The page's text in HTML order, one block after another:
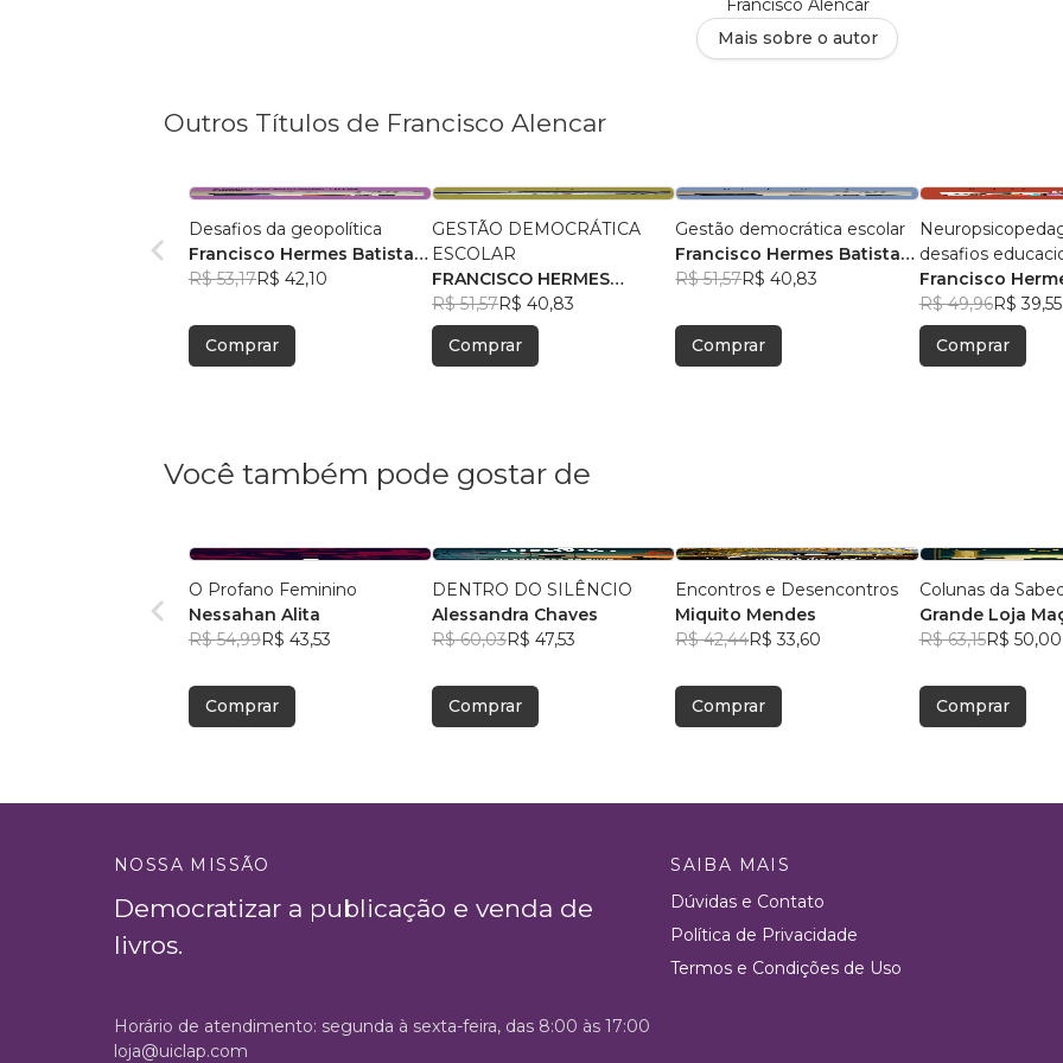
Francisco Alencar
Mais sobre o autor
Outros Títulos de Francisco Alencar
Desafios da geopolítica
Francisco Hermes Batista
Alencar
R$ 53,17R$ 42,10
Comprar
GESTÃO DEMOCRÁTICA
ESCOLAR
FRANCISCO HERMES
BATISTA ALENCAR
R$ 51,57R$ 40,83
Comprar
Gestão democrática escolar
Francisco Hermes Batista
Alencar
R$ 51,57R$ 40,83
Comprar
desafios
século XXI
Francisco
Alencar
R$ 49,96R$ 39,55
Comprar
Você também pode gostar de
O Profano Feminino
Nessahan Alita
R$ 54,99R$ 43,53
Comprar
DENTRO DO SILÊNCIO
Alessandra Chaves
R$ 60,03R$ 47,53
Comprar
Encontros e Desencontros
Miquito Mendes
R$ 42,44R$ 33,60
Comprar
Colunas da
Grande Loja
Estado da Bahia
R$ 63,15R$ 50,00
Comprar
NOSSA MISSÃO
Democratizar a publicação e venda de
livros.
SAIBA MAIS
Dúvidas e Contato
Política de Privacidade
Termos e Condições de Uso
Horário de atendimento: segunda à sexta-feira, das 8:00 às 17:00
loja@uiclap.com